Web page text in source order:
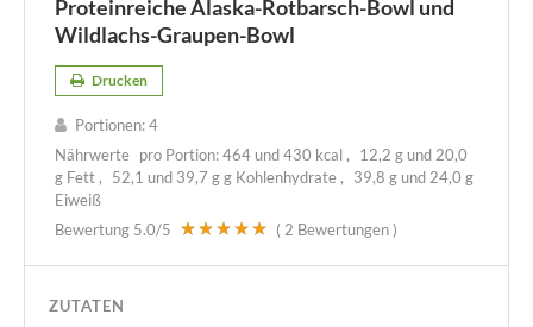
Proteinreiche Alaska-Rotbarsch-Bowl und
Wildlachs-Graupen-Bowl
Drucken
Portionen:4
Nährwerte pro Portion:464 und 430 kcal
12,2 g und 20,0
g Fett
52,1 und 39,7 g g Kohlenhydrate
39,8 g und 24,0 g
Eiweiß
Bewertung 5.0/5 ( 2 Bewertungen )
ZUTATEN